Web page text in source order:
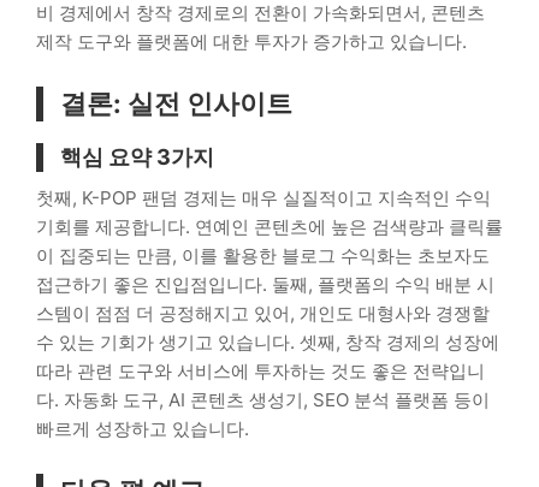
비 경제에서 창작 경제로의 전환이 가속화되면서, 콘텐츠
제작 도구와 플랫폼에 대한 투자가 증가하고 있습니다.
결론: 실전 인사이트
핵심 요약 3가지
첫째, K-POP 팬덤 경제는 매우 실질적이고 지속적인 수익
기회를 제공합니다. 연예인 콘텐츠에 높은 검색량과 클릭률
이 집중되는 만큼, 이를 활용한 블로그 수익화는 초보자도
접근하기 좋은 진입점입니다. 둘째, 플랫폼의 수익 배분 시
스템이 점점 더 공정해지고 있어, 개인도 대형사와 경쟁할
수 있는 기회가 생기고 있습니다. 셋째, 창작 경제의 성장에
따라 관련 도구와 서비스에 투자하는 것도 좋은 전략입니
다. 자동화 도구, AI 콘텐츠 생성기, SEO 분석 플랫폼 등이
빠르게 성장하고 있습니다.